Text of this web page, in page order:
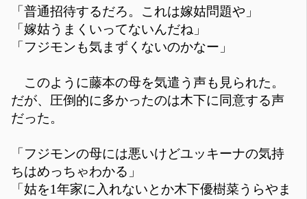
「普通招待するだろ。これは嫁姑問題や」
「嫁姑うまくいってないんだね」
「フジモンも気まずくないのかなー」
このように藤本の母を気遣う声も見られた。
だが、圧倒的に多かったのは木下に同意する声
だった。
「フジモンの母には悪いけどユッキーナの気持
ちはめっちゃわかる」
「姑を1年家に入れないとか木下優樹菜うらやま